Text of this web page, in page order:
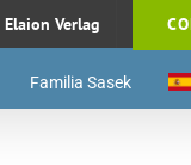
Elaion Verlag
Familia Sasek